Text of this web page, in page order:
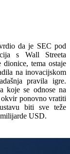
da je SEC pod
s Wall Streeta
tema ostaje
na inovacijskom
pravila igre.
koje se odnose na
okvir ponovno vratiti
biti sve teže
USD.